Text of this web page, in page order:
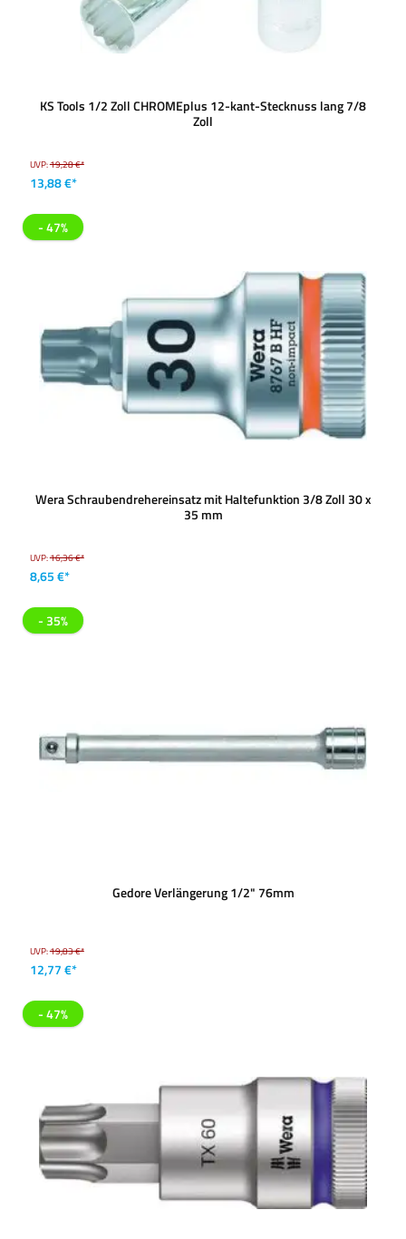
KS Tools 1/2 Zoll CHROMEplus 12-kant-Stecknuss lang 7/8
Zoll
UVP:19,28 €*
13,88 €*
- 47%
Wera Schraubendrehereinsatz mit Haltefunktion 3/8 Zoll 30 x
35 mm
UVP:16,36 €*
8,65 €*
- 35%
Gedore Verlängerung 1/2" 76mm
UVP:19,83 €*
12,77 €*
- 47%